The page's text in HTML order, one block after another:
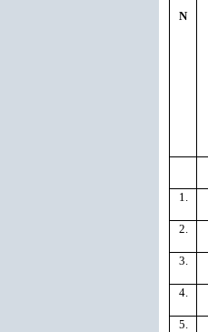
N
1.
2.
3.
4.
5.